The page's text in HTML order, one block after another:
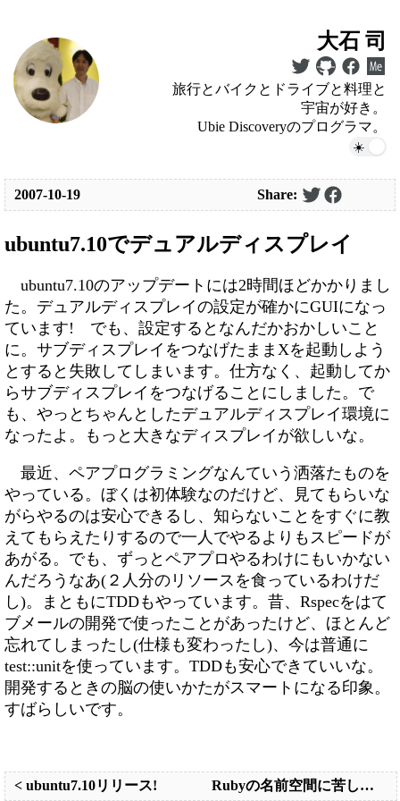
大石 司
旅行とバイクとドライブと料理と
宇宙が好き。
Ubie Discoveryのプログラマ。
2007-10-19 Share:
ubuntu7.10でデュアルディスプレイ
ubuntu7.10のアップデートには2時間ほどかかりまし
た。デュアルディスプレイの設定が確かにGUIになっ
ています! でも、設定するとなんだかおかしいこと
に。サブディスプレイをつなげたままXを起動しよう
とすると失敗してしまいます。仕方なく、起動してか
らサブディスプレイをつなげることにしました。で
も、やっとちゃんとしたデュアルディスプレイ環境に
なったよ。もっと大きなディスプレイが欲しいな。
最近、ペアプログラミングなんていう洒落たものを
やっている。ぼくは初体験なのだけど、見てもらいな
がらやるのは安心できるし、知らないことをすぐに教
えてもらえたりするので一人でやるよりもスピードが
あがる。でも、ずっとペアプロやるわけにもいかない
んだろうなあ(２人分のリソースを食っているわけだ
し)。まともにTDDもやっています。昔、Rspecをはて
ブメールの開発で使ったことがあったけど、ほとんど
忘れてしまったし(仕様も変わったし)、今は普通に
test::unitを使っています。TDDも安心できていいな。
開発するときの脳の使いかたがスマートになる印象。
すばらしいです。
< ubuntu7.10リリース! Rubyの名前空間に苦しむ。そしてちょっと勉強。 >